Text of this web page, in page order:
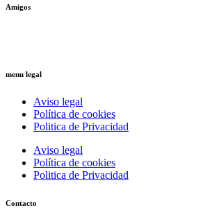
Amigos
menu legal
Aviso legal
Política de cookies
Politica de Privacidad
Aviso legal
Política de cookies
Politica de Privacidad
Contacto